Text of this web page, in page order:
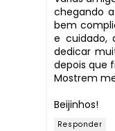
chegando
bem
e cuidado,
dedicar
depois que
Mostrem
Beijinhos!
Responder